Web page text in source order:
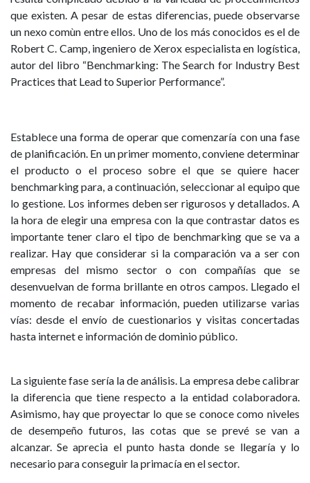
que existen. A pesar de estas diferencias, puede observarse
un nexo comùn entre ellos. Uno de los más conocidos es el de
Robert C. Camp, ingeniero de Xerox especialista en logística,
autor del libro “Benchmarking: The Search for Industry Best
Practices that Lead to Superior Performance”.
Establece una forma de operar que comenzaría con una fase
de planificación. En un primer momento, conviene determinar
el producto o el proceso sobre el que se quiere hacer
benchmarking para, a continuación, seleccionar al equipo que
lo gestione. Los informes deben ser rigurosos y detallados. A
la hora de elegir una empresa con la que contrastar datos es
importante tener claro el tipo de benchmarking que se va a
realizar. Hay que considerar si la comparación va a ser con
empresas del mismo sector o con compañías que se
desenvuelvan de forma brillante en otros campos. Llegado el
momento de recabar información, pueden utilizarse varias
vías: desde el envío de cuestionarios y visitas concertadas
hasta internet e información de dominio público.
La siguiente fase sería la de análisis. La empresa debe calibrar
la diferencia que tiene respecto a la entidad colaboradora.
Asimismo, hay que proyectar lo que se conoce como niveles
de desempeño futuros, las cotas que se prevé se van a
alcanzar. Se aprecia el punto hasta donde se llegaría y lo
necesario para conseguir la primacía en el sector.